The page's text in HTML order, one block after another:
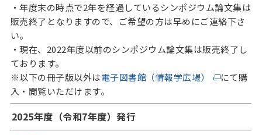
・年度末の時点で2年を経過しているシンポジウム論文集は
販売終了となりますので、ご希望の方は早めにご連絡下さ
い。
・現在、2022年度以前のシンポジウム論文集は販売終了し
ております。
※以下の冊子版以外は電子図書館（情報学広場）
にて購
入・閲覧いただけます。
2025年度（令和7年度）発行